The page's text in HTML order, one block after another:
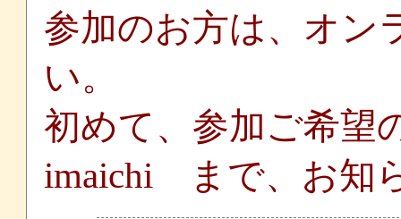
参加のお方は、オン
い。
初めて、参加ご希望
imaichi まで、お知